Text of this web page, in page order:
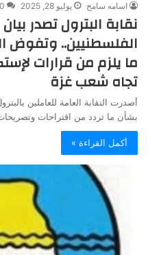
اسامه سامح يوليو 28, 2025 0
نقابة البترول تصدر
الفلسطنيين.. وتفوض
ما يلزم من قرارات
تجاه شعب غزة
أصدرت النقابة العامة للعاملين
بشأن ما تردد من اقتراحات
أكمل القراءة »